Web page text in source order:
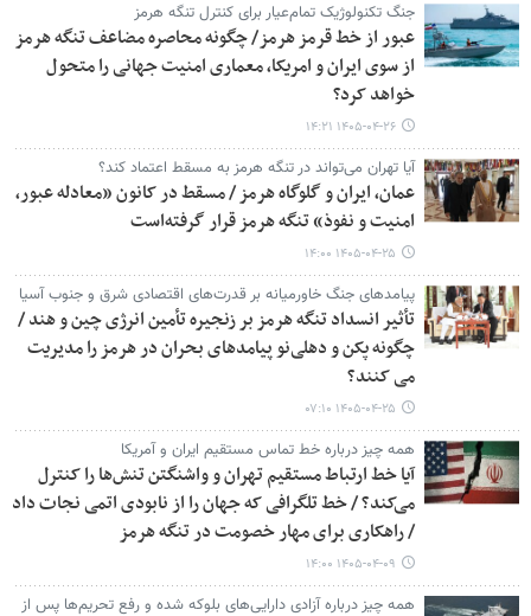
جنگ تکنولوژیک تمام‌عیار برای کنترل تنگه هرمز
عبور از خط قرمز هرمز/ چگونه محاصره مضاعف تنگه هرمز
از سوی ایران و امریکا، معماری امنیت جهانی را متحول
خواهد کرد؟
۱۴۰۵-۰۴-۲۶ ۱۴:۲۱
آیا تهران می‌تواند در تنگه هرمز به مسقط اعتماد کند؟
عمان، ایران و گلوگاه هرمز / مسقط در کانون «معادله عبور،
امنیت و نفوذ» تنگه هرمز قرار گرفته‌است
۱۴۰۵-۰۴-۲۵ ۱۴:۰۰
پیامدهای جنگ خاورمیانه بر قدرت‌های اقتصادی شرق و جنوب آسیا
تأثیر انسداد تنگه هرمز بر زنجیره تأمین انرژی چین و هند /
چگونه پکن و دهلی‌نو پیامدهای بحران در هرمز را مدیریت
می کنند؟
۱۴۰۵-۰۴-۲۵ ۰۷:۱۰
همه چیز درباره خط تماس مستقیم ایران و آمریکا
آیا خط ارتباط مستقیم تهران و واشنگتن تنش‌ها را کنترل
می‌کند؟ / خط تلگرافی که جهان را از نابودی اتمی نجات داد
/ راهکاری برای مهار خصومت در تنگه هرمز
۱۴۰۵-۰۴-۰۹ ۱۴:۰۰
همه چیز درباره آزادی دارایی‌های بلوکه شده و رفع تحریم‌ها پس از